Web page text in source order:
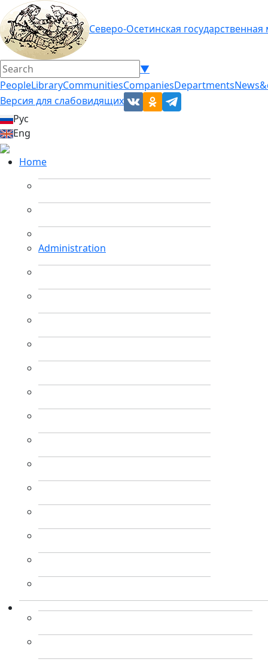
Северо-Осетинская
▼
PeopleLibraryCommunitiesCompaniesDepartments
Версия для слабовидящих
Рус
Eng
Home
Administration